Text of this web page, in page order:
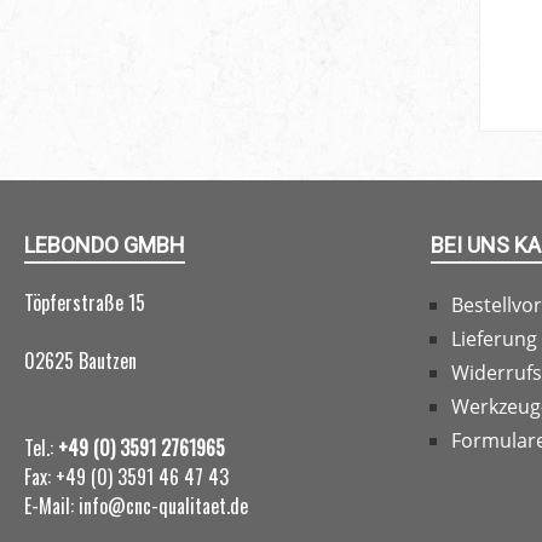
LEBONDO GMBH
Töpferstraße 15
02625 Bautzen
Tel.: +49 (0) 3591 2761965
Fax: +49 (0) 3591 46 47 43
E-Mail: info@cnc-qualitaet.de
BEI UNS